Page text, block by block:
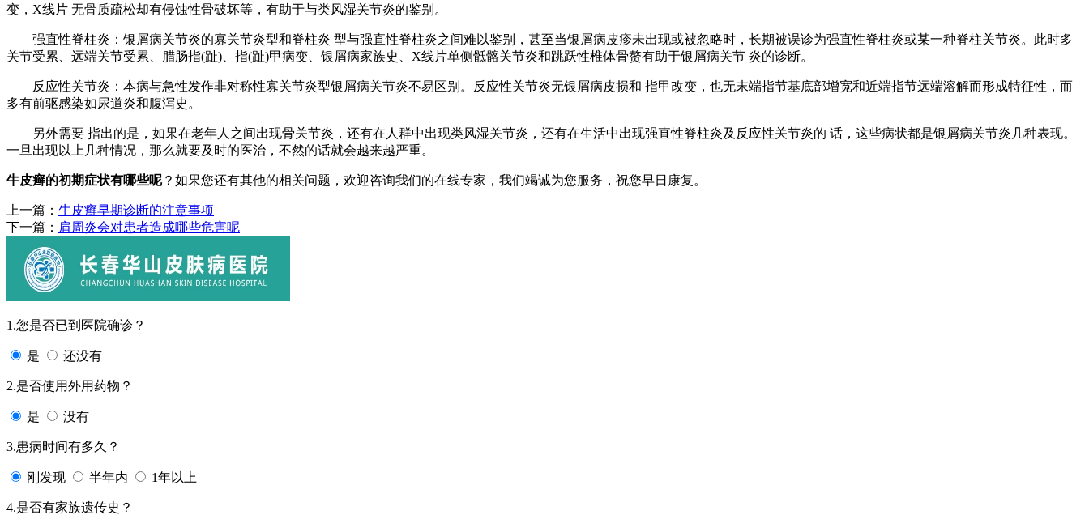
变，X线片 无骨质疏松却有侵蚀性骨破坏等，有助于与类风湿关节炎的鉴别。
强直性脊柱炎：银屑病关节炎的寡关节炎型和脊柱炎 型与强直性脊柱炎之间难以鉴别，甚至当银屑病皮疹未出现或被忽略时，长期被误诊为强直性脊柱炎或某一种脊柱关节炎。此时多
关节受累、远端关节受累、腊肠指(趾)、指(趾)甲病变、银屑病家族史、X线片单侧骶髂关节炎和跳跃性椎体骨赘有助于银屑病关节 炎的诊断。
反应性关节炎：本病与急性发作非对称性寡关节炎型银屑病关节炎不易区别。反应性关节炎无银屑病皮损和 指甲改变，也无末端指节基底部增宽和近端指节远端溶解而形成特征性，而
多有前驱感染如尿道炎和腹泻史。
另外需要 指出的是，如果在老年人之间出现骨关节炎，还有在人群中出现类风湿关节炎，还有在生活中出现强直性脊柱炎及反应性关节炎的 话，这些病状都是银屑病关节炎几种表现。
一旦出现以上几种情况，那么就要及时的医治，不然的话就会越来越严重。
牛皮癣的初期症状有哪些呢？如果您还有其他的相关问题，欢迎咨询我们的在线专家，我们竭诚为您服务，祝您早日康复。
上一篇： 牛皮癣早期诊断的注意事项
下一篇： 肩周炎会对患者造成哪些危害呢
1.您是否已到医院确诊？
是 还没有
2.是否使用外用药物？
是 没有
3.患病时间有多久？
刚发现 半年内 1年以上
4.是否有家族遗传史？